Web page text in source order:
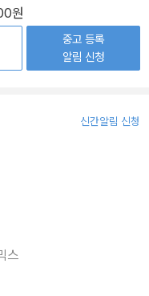
원
중고 등록
알림 신청
신간알림 신청
스